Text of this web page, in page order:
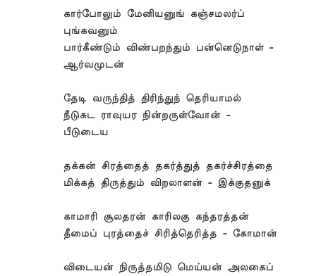
கார்போலும் மேனியனுங் கஞ்சமலர்ப்
புங்கவனும்
பார்கீண்டும் விண்பறந்தும் பன்னெடுநாள் -
ஆர்வமுடன்
தேடி வருந்தித் திரிந்துந் தெரியாமல்
நீடுசுட ராவுயர நின்றருள்வோன் -
பீடுடைய
தக்கன் சிரத்தைத் தகர்த்துத் தகர்ச்சிரத்தை
மிக்கத் திருத்தும் விறலாளன் - இக்குதனுக்
காமாரி சூலதரன் காரிலகு கந்தரத்தன்
தீமைப் புரத்தைச் சிரித்தெரித்த - கோமான்
விடையன் நிருத்தமிடு மெய்யன் அலகைப்